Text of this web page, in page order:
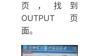
页，找到
OUTPUT 页
面。